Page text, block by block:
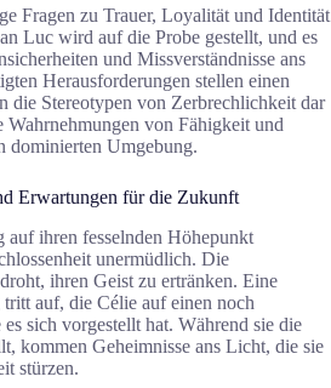
Fragen zu Trauer, Loyalität und Identität
Luc wird auf die Probe gestellt, und es
und Missverständnisse ans
Herausforderungen stellen einen
die Stereotypen von Zerbrechlichkeit dar
Wahrnehmungen von Fähigkeit und
dominierten Umgebung.
Erwartungen für die Zukunft
auf ihren fesselnden Höhepunkt
unermüdlich. Die
ihren Geist zu ertränken. Eine
auf, die Célie auf einen noch
sich vorgestellt hat. Während sie die
kommen Geheimnisse ans Licht, die sie
stürzen.